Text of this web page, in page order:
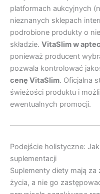
platformach aukcyjnych
nieznanych sklepach
podrobione produkty o
składzie. VitaSlim w
ponieważ producent
pozwala kontrolować
cenę VitaSlim. Oficjalna
świeżości produktu i
ewentualnych promocji.
Podejście holistyczne:
suplementacji
Suplementy diety mają za
życia, a nie go